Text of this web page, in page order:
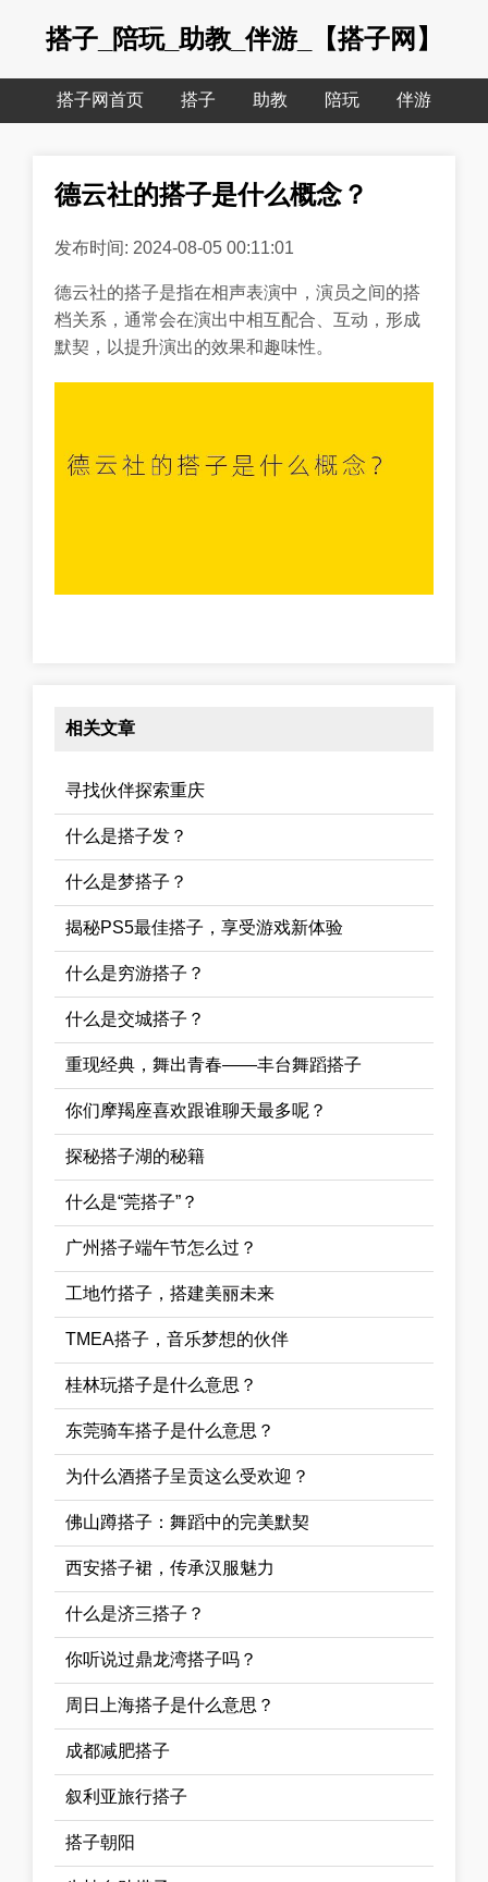
搭子_陪玩_助教_伴游_【搭子网】
搭子网首页 搭子 助教 陪玩 伴游
德云社的搭子是什么概念？
发布时间: 2024-08-05 00:11:01
德云社的搭子是指在相声表演中，演员之间的搭
档关系，通常会在演出中相互配合、互动，形成
默契，以提升演出的效果和趣味性。
相关文章
寻找伙伴探索重庆
什么是搭子发？
什么是梦搭子？
揭秘PS5最佳搭子，享受游戏新体验
什么是穷游搭子？
什么是交城搭子？
重现经典，舞出青春——丰台舞蹈搭子
你们摩羯座喜欢跟谁聊天最多呢？
探秘搭子湖的秘籍
什么是“莞搭子”？
广州搭子端午节怎么过？
工地竹搭子，搭建美丽未来
TMEA搭子，音乐梦想的伙伴
桂林玩搭子是什么意思？
东莞骑车搭子是什么意思？
为什么酒搭子呈贡这么受欢迎？
佛山蹲搭子：舞蹈中的完美默契
西安搭子裙，传承汉服魅力
什么是济三搭子？
你听说过鼎龙湾搭子吗？
周日上海搭子是什么意思？
成都减肥搭子
叙利亚旅行搭子
搭子朝阳